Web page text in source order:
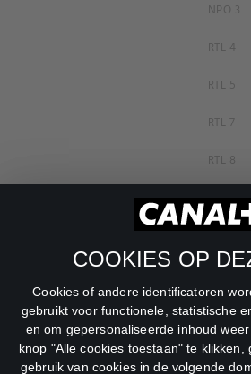
COOKIES OP
Cookies of andere identificatoren
gebruikt voor functionele, statistische
en om gepersonaliseerde inhoud
knop "Alle cookies toestaan" te
gebruik van cookies in de volgende
NPO 3
RTL 4
RTL 5
RTL 7
RTL 8
RTL Z
SBS6